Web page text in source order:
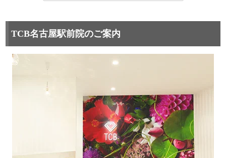
TCB名古屋駅前院のご案内